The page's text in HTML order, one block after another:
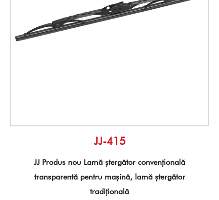
JJ-415
JJ Produs nou Lamă ștergător convențională
transparentă pentru mașină, lamă ștergător
tradițională